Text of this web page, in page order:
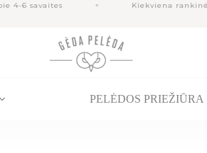
6 savaites Kiekviena rankinė
PELĖDOS PRIEŽIŪRA